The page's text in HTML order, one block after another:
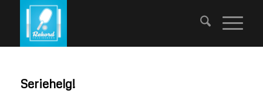
Seriehelg!